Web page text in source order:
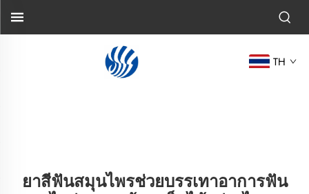
TH
ยาสีฟันสมุนไพรช่วยบรรเทาอาการฟัน